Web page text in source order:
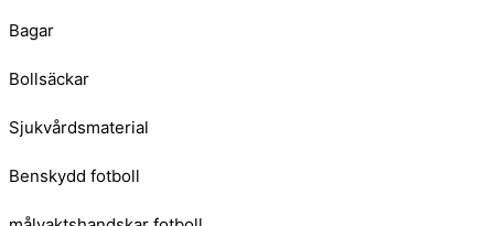
Bagar
Bollsäckar
Sjukvårdsmaterial
Benskydd fotboll